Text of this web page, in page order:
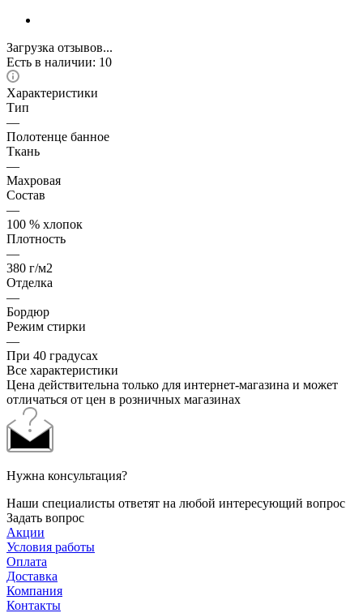
Загрузка отзывов...
Есть в наличии: 10
Характеристики
Тип
—
Полотенце банное
Ткань
—
Махровая
Состав
—
100 % хлопок
Плотность
—
380 г/м2
Отделка
—
Бордюр
Режим стирки
—
При 40 градусах
Все характеристики
Цена действительна только для интернет-магазина и может
отличаться от цен в розничных магазинах
Нужна консультация?
Наши специалисты ответят на любой интересующий вопрос
Задать вопрос
Акции
Условия работы
Оплата
Доставка
Компания
Контакты